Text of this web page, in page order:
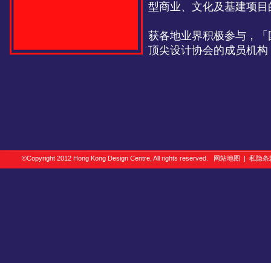
型商业、文化及基建项
获各地业界积极参与，
顶尖设计协会的成员机
©Copyright 2012 Hong Kong Design Centre, All rights reserved. 网站地图 | 私隐条